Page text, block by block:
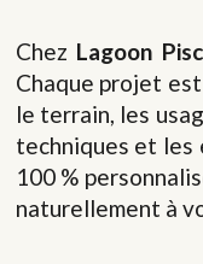
Chez Lagoon
Chaque projet
le terrain, les
techniques et les
100 %
naturellement à